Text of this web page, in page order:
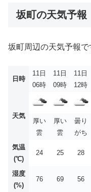
坂町の天気予報
坂町周辺の天気予報で
日時
11日
06時
11日
09時
11日
12時
天気
厚い
雲
厚い
雲
曇り
がち
気温
(℃)
24 25 28
湿度
(%)
76 69 56